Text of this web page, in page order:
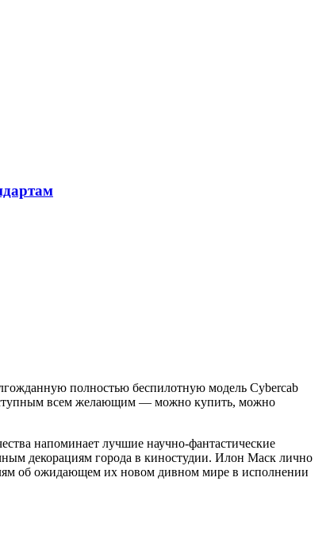
полностью беспилотную модель Cybercab
всем желающим — можно купить, можно
напоминает лучшие научно-фантастические
декорациям города в киностудии. Илон Маск лично
об ожидающем их новом дивном мире в исполнении